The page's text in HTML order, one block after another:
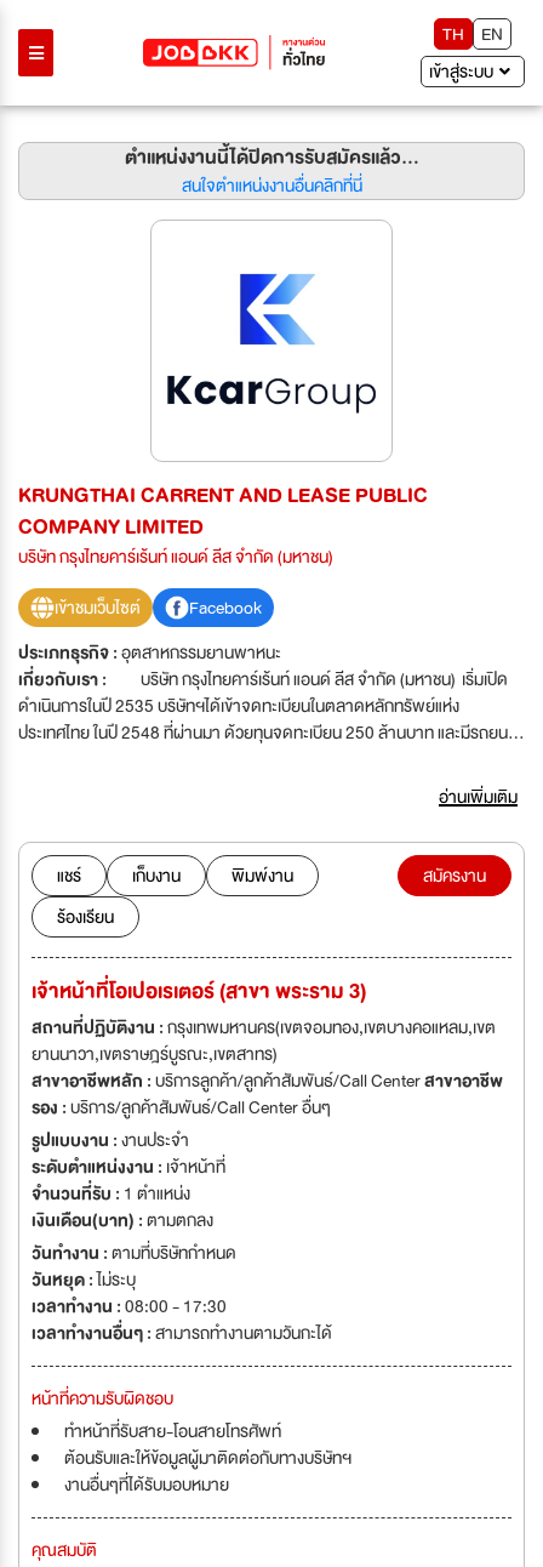
TH
EN
เข้าสู่ระบบ
ตำแหน่งงานนี้ได้ปิดการรับสมัครแล้ว...
สนใจตำแหน่งงานอื่นคลิกที่นี่
KRUNGTHAI CARRENT AND LEASE PUBLIC
COMPANY LIMITED
บริษัท กรุงไทยคาร์เร้นท์ แอนด์ ลีส จำกัด (มหาชน)
เข้าชมเว็บไซต์
Facebook
ประเภทธุรกิจ :อุตสาหกรรมยานพาหนะ
เกี่ยวกับเรา :
บริษัท กรุงไทยคาร์เร้นท์ แอนด์ ลีส จำกัด (มหาชน) เริ่มเปิด
ดำเนินการในปี 2535 บริษัทฯได้เข้าจดทะเบียนในตลาดหลักทรัพย์แห่ง
ประเทศไทย ในปี 2548 ที่ผ่านมา ด้วยทุนจดทะเบียน 250 ล้านบาท และมีรถยนต์
ระยะสั้นและระยะยาว ให้แก่ลูกค้าองค์กรที่เป็นภาครัฐและบริษัทเอกชน รวมถึง
และยึดมั่นในการสร้างความพึงพอใจสูงสุดแก่ลูกค้า การทำงานแบบพันธมิตร
และเน้นผลเป็นเลิศในการทำงานกับคู่ค้าทุก ๆ ราย รวมถึงการปรับปรุงระบบงาน
เพื่อให้เกิดการพัฒนางานบริการที่ดียิ่งขึ้น พร้อมพลังกลุ่มธุรกิจยานยนต์ครบ
วงจรที่แข่งแกร่ง KCAR Group ประกอบด้วย ธุรกิจรถเช่าระยะสั้น - ระยะยาว
โชว์รูมและศูนย์บริการมาตรฐาน (อาทิ โตโยต้า, นิสสัน, มิตซูบิชิ, และรถนำเข้า)
ตลอดจนธุรกิจเกี่ยวเนื่อง (อาทิ ศูนย์ซ่อมบำรุงซุปเปอร์คาร์, ธุรกิจประดับยนต์
พรีเมี่ยม, พื้นที่เช่าสำหรับตลาดรถมือสอง, ธุรกิจนายหน้าประกันวินาศภัย
เป็นต้น) KCAR Group ประกอบด้วย 1. บริษัท กรุงไทยคาร์เร้นท์ แอนด์ ลีส
จำกัด (มหาชน) (Kcar) 2. บริษัท กรุงไทย ออโตโมบิล จำกัด (Toyota Sure) 3.
บริษัท สยามนิสสัน กรุงไทย จำกัด 4. บริษัท โตโยต้า กรุงไทย จำกัด 5. บริษัท
คาร์ลอฟท์ ออโต้ อิมพอร์ต จำกัด 6. บริษัท มิตซูบิชิ อิมเพรสชั่น จำกัด 7. บริษัท
อีลิท ซุปเปอร์คาร์ จำกัด 8. บริษัท เบสท์บาย อินชัวร์ โบรคเกอร์ จำกัด 9. บริษัท
แอสเซ้นด์ ออโต้ พาร์ท จำกัด 10. บริษัท ฮัมมิ่ง คาร์ สตูดิโอ จำกัด 11. บริษัท
เมโทรโมบิล จำกัด KCAR Group มีแผนขยายธุรกิจอย่างต่อเนื่องจึงต้องการทีม
งานที่มีศักยภาพ เพื่อเข้าร่วมงาน เพื่อพัฒนาและเติบโตไปกับองค์กรอย่างมั่นคง
และยั่งยืน
อ่านเพิ่มเติม
แชร์ เก็บงาน
พิมพ์งาน
ร้องเรียน
สมัครงาน
เจ้าหน้าที่โอเปอเรเตอร์ (สาขา พระราม 3)
สถานที่ปฏิบัติงาน :กรุงเทพมหานคร(เขตจอมทอง,เขตบางคอแหลม,เขต
ยานนาวา,เขตราษฎร์บูรณะ,เขตสาทร)
สาขาอาชีพหลัก :บริการลูกค้า/ลูกค้าสัมพันธ์/Call Centerสาขาอาชีพ
รอง :บริการ/ลูกค้าสัมพันธ์/Call Center อื่นๆ
รูปแบบงาน :งานประจำ
ระดับตำแหน่งงาน : เจ้าหน้าที่
จำนวนที่รับ : 1 ตำแหน่ง
เงินเดือน(บาท) :ตามตกลง
วันทำงาน :ตามที่บริษัทกำหนด
วันหยุด :ไม่ระบุ
เวลาทำงาน :08:00 - 17:30
เวลาทำงานอื่นๆ :สามารถทำงานตามวันกะได้
หน้าที่ความรับผิดชอบ
ทำหน้าที่รับสาย-โอนสายโทรศัพท์
ต้อนรับและให้ข้อมูลผู้มาติดต่อกับทางบริษัทฯ
งานอื่นๆที่ได้รับมอบหมาย
คุณสมบัติ